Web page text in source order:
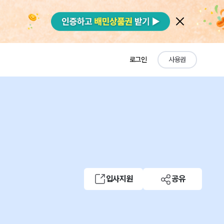
로그인 사용권
입사지원 공유